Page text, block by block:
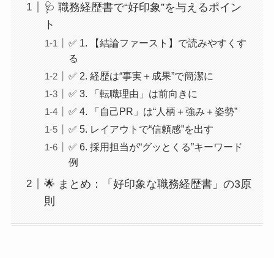
🩺 職務経歴書で“好印象”を与えるポイン
ト
✅ 1. 【結論ファースト】で読みやすくす
る
✅ 2. 経歴は“事実＋成果”で簡潔に
✅ 3. 「転職理由」は前向きに
✅ 4. 「自己PR」は“人柄＋強み＋姿勢”
✅ 5. レイアウトで“信頼感”を出す
✅ 6. 採用担当が“グッとくる”キーワード
例
🌟 まとめ：「好印象な職務経歴書」の3原
則